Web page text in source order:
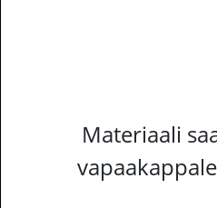
Materiaali